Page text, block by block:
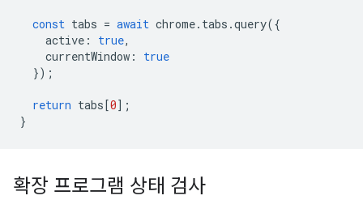
const tabs = await chrome. tabs .query({
active : true,
currentWindow :
true
});
return tabs[0];
}
확장 프로그램 상태 검사